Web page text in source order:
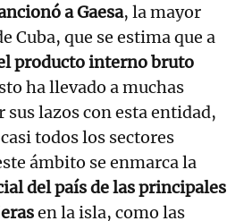
a Gaesa, la mayor
Cuba, que se estima que a
producto interno bruto
ha llevado a muchas
sus lazos con esta entidad,
todos los sectores
ámbito se enmarca la
del país de las principales
en la isla, como las